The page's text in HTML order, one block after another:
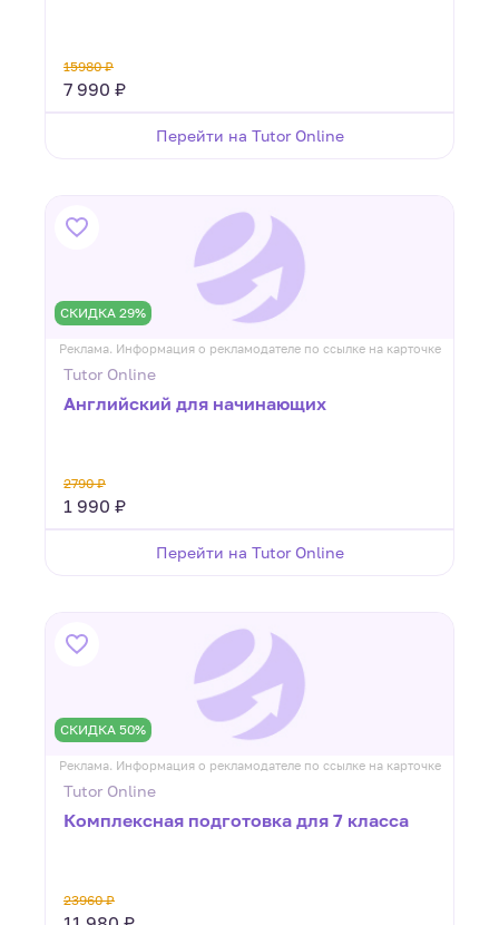
15980 ₽
7 990 ₽
Перейти на Tutor Online
СКИДКА 29%
Реклама. Информация о рекламодателе по ссылке на карточке
Tutor Online
Английский для начинающих
2790 ₽
1 990 ₽
Перейти на Tutor Online
СКИДКА 50%
Реклама. Информация о рекламодателе по ссылке на карточке
Tutor Online
Комплексная подготовка для 7 класса
23960 ₽